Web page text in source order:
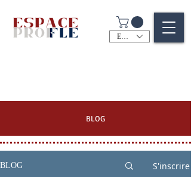
EUR (€)
BLOG
BLOG S'inscrire